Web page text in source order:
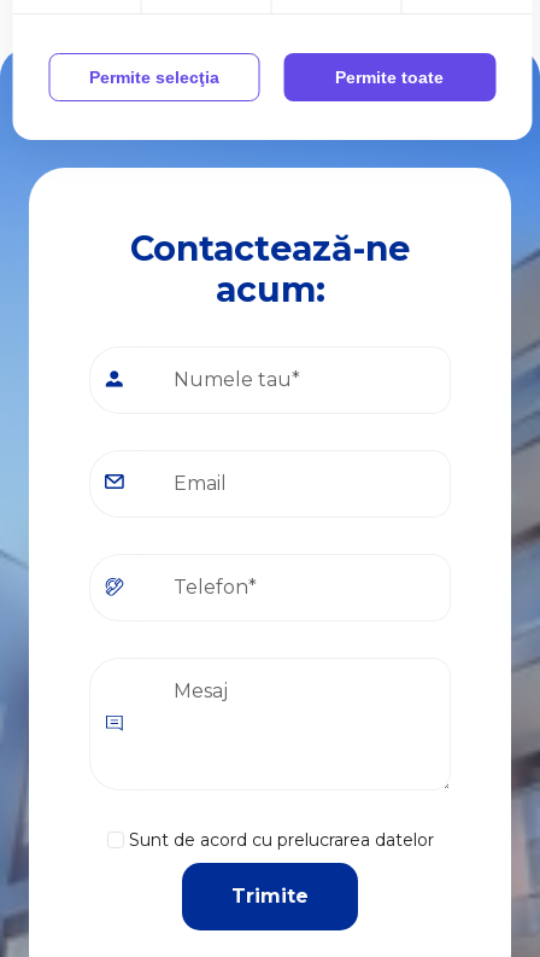
Contactează-ne
acum:
Sunt de acord cu prelucrarea datelor
Permite selecţia Permite toate